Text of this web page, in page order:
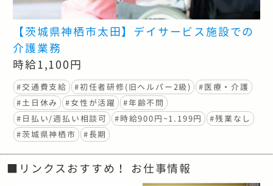
【茨城県神栖市太田】デイサービス施設での
介護業務
時給1,100円
#交通費支給 #初任者研修(旧ヘルパー2級)
#医療・介護
#土日休み
#女性が活躍
#年齢不問
#日払い/週払い相談可
#時給900円~1.199円
#残業なし
#茨城県神栖市
#長期
■リンクスおすすめ！ お仕事情報